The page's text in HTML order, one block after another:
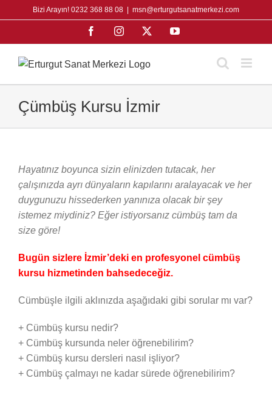
to
Bizi Arayın! 0232 368 88 08 msn@erturgutsanatmerkezi.com
FacebookInstagram YouTube
Çümbüş Kursu İzmir
Hayatınız boyunca sizin elinizden tutacak, her
çalışınızda ayrı dünyaların kapılarını aralayacak ve her
duygunuzu hissederken yanınıza olacak bir şey
istemez miydiniz? Eğer istiyorsanız cümbüş tam da
size göre!
Bugün sizlere İzmir’deki en profesyonel cümbüş
kursu hizmetinden bahsedeceğiz.
Cümbüşle ilgili aklınızda aşağıdaki gibi sorular mı var?
+ Cümbüş kursu nedir?
+ Cümbüş kursunda neler öğrenebilirim?
+ Cümbüş kursu dersleri nasıl işliyor?
+ Cümbüş çalmayı ne kadar sürede öğrenebilirim?